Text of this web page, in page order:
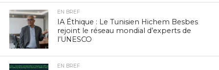
EN BREF
IA Éthique : Le Tunisien Hichem Besbes
rejoint le réseau mondial d’experts de
l’UNESCO
EN BREF